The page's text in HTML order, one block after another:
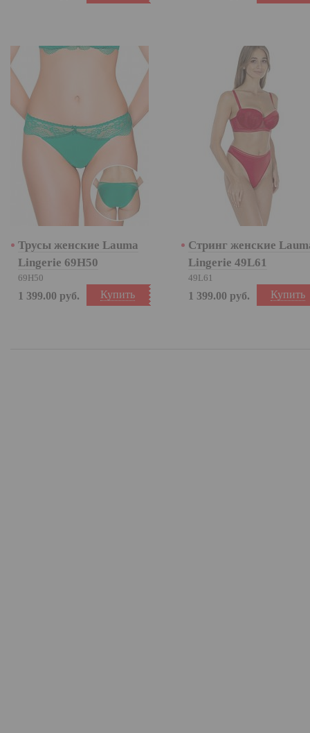
Трусы женские Lauma
Lingerie 69H50
69H50
Купить
1 399.00 руб.
Стринг женские
Lingerie 49L61
49L61
Купить
1 399.00 руб.